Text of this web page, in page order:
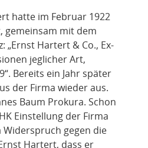
hatte im Februar 1922
gemeinsam mit dem
„Ernst Hartert & Co., Ex-
jeglicher Art,
Bereits ein Jahr später
der Firma wieder aus.
Baum Prokura. Schon
Einstellung der Firma
gegen die
Hartert, dass er